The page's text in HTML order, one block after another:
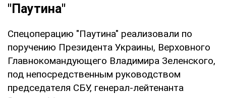
"Паутина"
Спецоперацию "Паутина" реализовали по
поручению Президента Украины, Верховного
Главнокомандующего Владимира Зеленского,
под непосредственным руководством
председателя СБУ, генерал-лейтенанта